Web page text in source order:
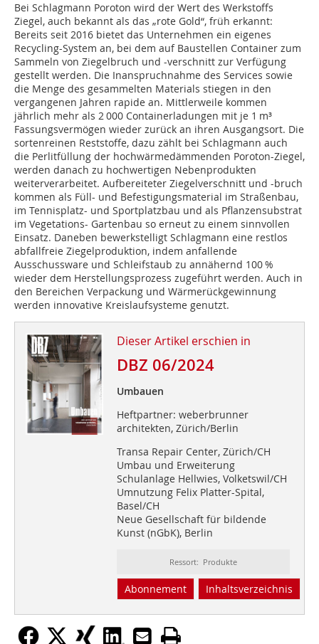
Bei Schlagmann Poroton wird der Wert des Werkstoffs
Ziegel, auch bekannt als das „rote Gold“, früh erkannt:
Bereits seit 2016 bietet das Unternehmen ein eigenes
Recycling-System an, bei dem auf Baustellen Container zum
Sammeln von Ziegelbruch und -verschnitt zur Verfügung
gestellt werden. Die Inanspruchnahme des Services sowie
die Menge des gesammelten Materials stiegen in den
vergangenen Jahren rapide an. Mittlerweile kommen
jährlich mehr als 2 000 Con­tainerladungen mit je 1 m³
Fassungsvermögen wieder zurück an ihren Ausgangsort. Die
sortenreinen Reststoffe, dazu zählt bei Schlagmann auch
die Perlitfüllung der hochwärmedämmenden Poroton-Ziegel,
werden danach zu hochwertigen Nebenprodukten
weiterverarbeitet. Aufbereiteter Ziegelverschnitt und -bruch
kommen als Füll- und Befestigungsmaterial im Straßenbau,
im Tennisplatz- und Sportplatzbau und als Pflanzensubstrat
im Vegetations- Gartenbau so erneut zu einem sinnvollen
Einsatz. Daneben bewerkstelligt Schlagmann eine restlos
abfallfreie Ziegelproduktion, indem anfallende
Ausschussware und Schleifstaub zu annähernd 100 %
wieder dem Herstellungsprozess zugeführt werden. Auch in
den Bereichen Verpackung und Wärmerückgewinnung
werden innovative Kreislaufsysteme genutzt.
Dieser Artikel erschien in
DBZ 06/2024
Umbauen
Heftpartner: weberbrunner
architekten, Zürich/Berlin
Transa Repair Center, Zürich/CH
Umbau und Erweiterung
Schulanlage Hellwies, Volketswil/CH
Umnutzung Felix Platter-Spital,
Basel/CH
Neue Gesellschaft für bildende
Kunst (nGbK), Berlin
Ressort: Produkte
Abonnement Inhaltsverzeichnis